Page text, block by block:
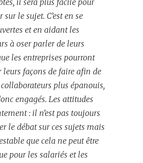
il sera plus facile pour
sur le sujet. C’est en se
et en aidant les
à oser parler de leurs
les entreprises pourront
leurs façons de faire afin de
plus épanouis,
engagés. Les attitudes
: il n’est pas toujours
le débat sur ces sujets mais
que cela ne peut être
pour les salariés et les